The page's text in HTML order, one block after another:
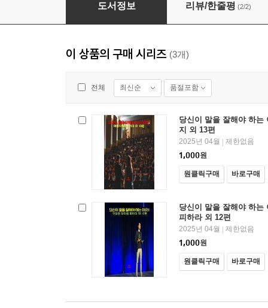
도서정보 리뷰/한줄평 (2/2)
이 상품의 구매 시리즈 (3개)
전체 최신순 품절포함
당신이 말을 잘해야 하는
지 외 13편
2025년 04월
제한없음
1,000원
원클릭구매 바로구매
당신이 말을 잘해야 하는
피하라 외 12편
2025년 04월
제한없음
1,000원
원클릭구매 바로구매